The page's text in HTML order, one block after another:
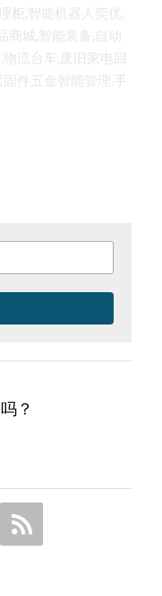
柜,智能机器人奕优,
城,智能装备,自动
流台车,废旧家电回
件五金智能管理,手
？